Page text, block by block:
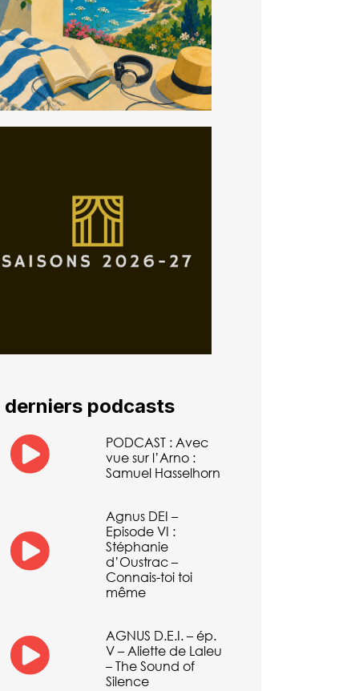
derniers podcasts
PODCAST : Avec
vue sur l’Arno :
Samuel Hasselhorn
Agnus DEI –
Episode VI :
Stéphanie
d’Oustrac –
Connais-toi toi
même
AGNUS D.E.I. – ép.
V – Aliette de Laleu
– The Sound of
Silence